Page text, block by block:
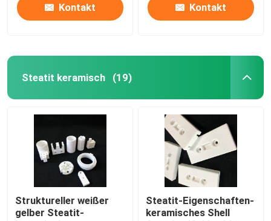
Kontakt Kontakt
Steatit keramisch (19)
Struktureller weißer
gelber Steatit-
Steatit-Eigenschaften-
keramisches Shell